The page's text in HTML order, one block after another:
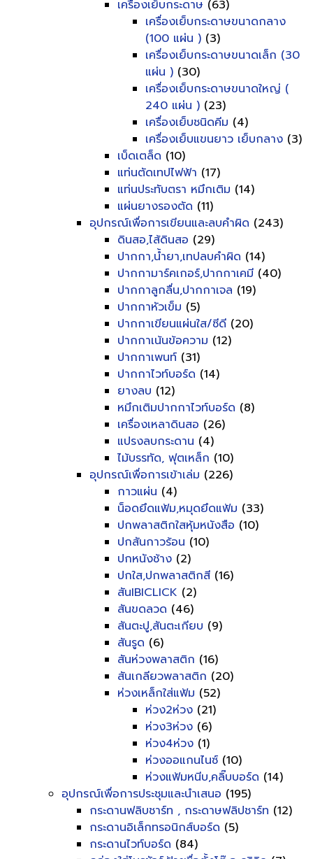
เครื่องเย็บกระดาษ (63)
เครื่องเย็บกระดาษขนาดกลาง
(100 แผ่น ) (3)
เครื่องเย็บกระดาษขนาดเล็ก (30
แผ่น ) (30)
เครื่องเย็บกระดาษขนาดใหญ่ (
240 แผ่น ) (23)
เครื่องเย็บชนิดคีม (4)
เครื่องเย็บแขนยาว เย็บกลาง (3)
เบ็ดเตล็ด (10)
แท่นตัดเทปไฟฟ้า (17)
แท่นประทับตรา หมึกเติม (14)
แผ่นยางรองตัด (11)
อุปกรณ์เพื่อการเขียนและลบคำผิด (243)
ดินสอ,ไส้ดินสอ (29)
ปากกา,น้ำยา,เทปลบคำผิด (14)
ปากกามาร์คเกอร์,ปากกาเคมี (40)
ปากกาลูกลื่น,ปากกาเจล (19)
ปากกาหัวเข็ม (5)
ปากกาเขียนแผ่นใส/ซีดี (20)
ปากกาเน้นข้อความ (12)
ปากกาเพนท์ (31)
ปากกาไวท์บอร์ด (14)
ยางลบ (12)
หมึกเติมปากกาไวท์บอร์ด (8)
เครื่องเหลาดินสอ (26)
แปรงลบกระดาน (4)
ไม้บรรทัด, ฟุตเหล็ก (10)
อุปกรณ์เพื่อการเข้าเล่ม (226)
กาวแผ่น (4)
น็อดยึดแฟ้ม,หมุดยึดแฟ้ม (33)
ปกพลาสติกใสหุ้มหนังสือ (10)
ปกสันกาวร้อน (10)
ปกหนังช้าง (2)
ปกใส,ปกพลาสติกสี (16)
สันIBICLICK (2)
สันขดลวด (46)
สันตะปู,สันตะเกียบ (9)
สันรูด (6)
สันห่วงพลาสติก (16)
สันเกลียวพลาสติก (20)
ห่วงเหล็กใส่แฟ้ม (52)
ห่วง2ห่วง (21)
ห่วง3ห่วง (6)
ห่วง4ห่วง (1)
ห่วงออแกนไนซ์ (10)
ห่วงแฟ้มหนีบ,คลิ๊บบอร์ด (14)
อุปกรณ์เพื่อการประชุมและนำเสนอ (195)
กระดานฟลิบชาร์ท , กระดาษฟลิปชาร์ท (12)
กระดานอิเล็กทรอนิกส์บอร์ด (5)
กระดานไวท์บอร์ด (84)